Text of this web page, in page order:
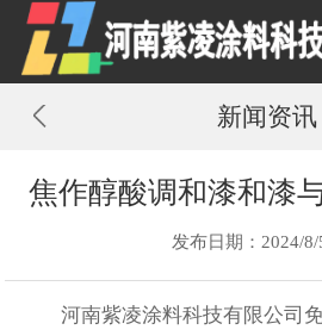
新闻资讯
焦作醇酸调和漆和漆
发布日期：2024/8/
河南紫凌涂料科技有限公司